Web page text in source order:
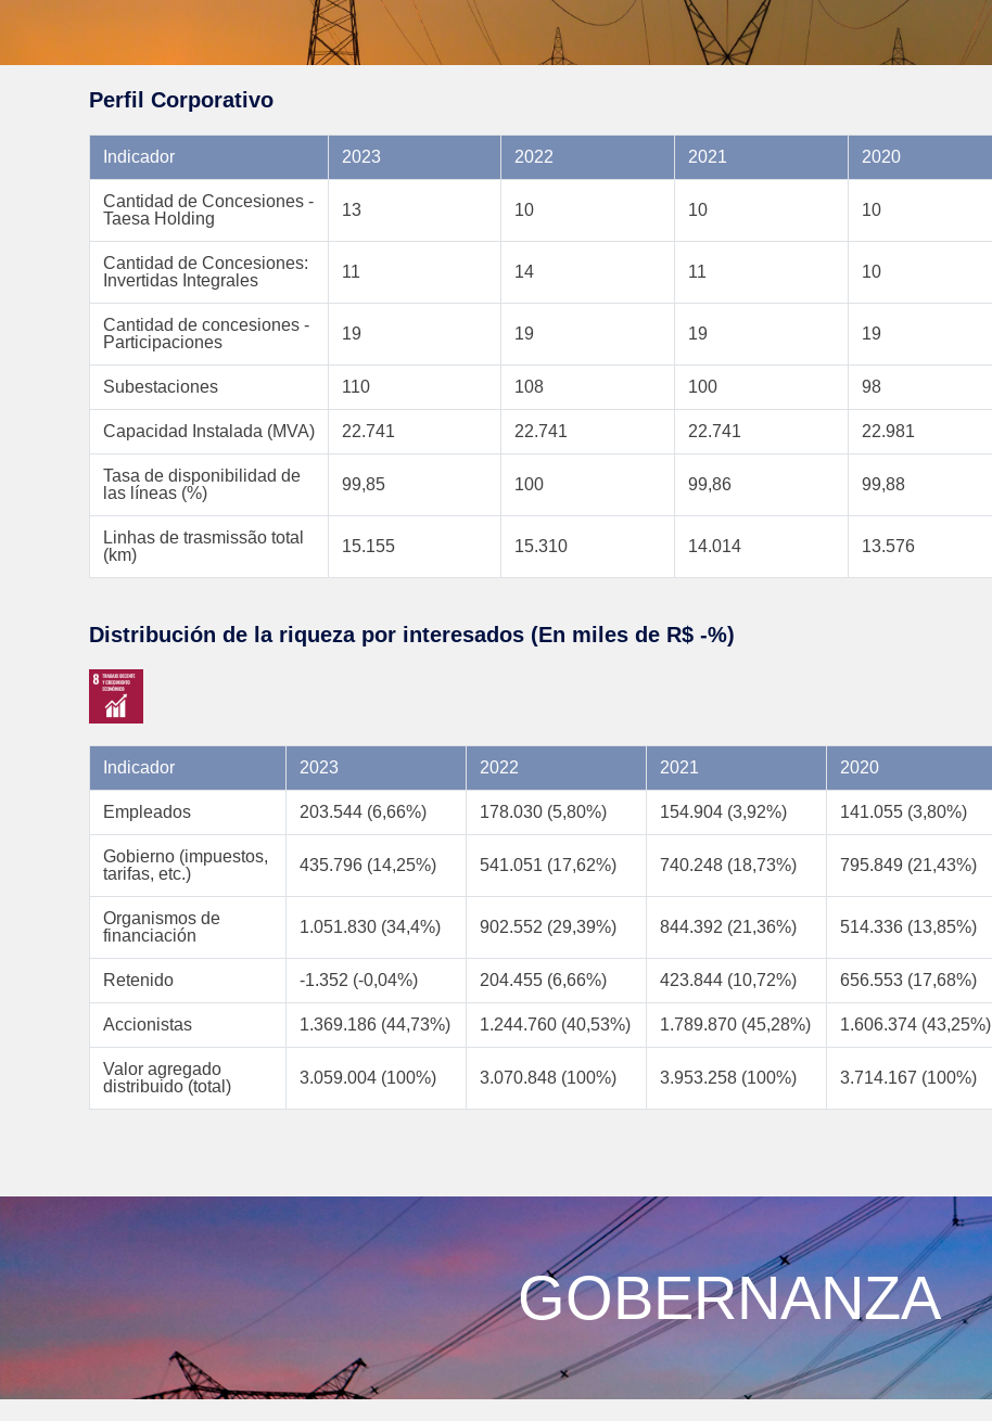
Perfil Corporativo
Indicador 2023 2022 2021 2020
Cantidad de Concesiones -
Taesa Holding
13 10 10 10
Cantidad de Concesiones:
Invertidas Integrales
11 14 11 10
Cantidad de concesiones -
Participaciones
19 19 19 19
Subestaciones 110 108 100 98
Capacidad Instalada (MVA) 22.741 22.741 22.741 22.981
Tasa de disponibilidad de
las líneas (%)
99,85 100 99,86 99,88
Linhas de trasmissão total
(km)
15.155 15.310 14.014 13.576
Distribución de la riqueza por interesados (En miles de R$ -%)
Indicador 2023 2022 2021 2020
Empleados 203.544 (6,66%) 178.030 (5,80%) 154.904 (3,92%) 141.055 (3,80%)
Gobierno (impuestos,
tarifas, etc.)
435.796 (14,25%) 541.051 (17,62%) 740.248 (18,73%) 795.849 (21,43%)
Organismos de
financiación
1.051.830 (34,4%) 902.552 (29,39%) 844.392 (21,36%) 514.336 (13,85%)
Retenido -1.352 (-0,04%) 204.455 (6,66%) 423.844 (10,72%) 656.553 (17,68%)
Accionistas 1.369.186 (44,73%) 1.244.760 (40,53%) 1.789.870 (45,28%) 1.606.374 (43,25%)
Valor agregado
distribuido (total)
3.059.004 (100%) 3.070.848 (100%) 3.953.258 (100%) 3.714.167 (100%)
GOBERNANZA